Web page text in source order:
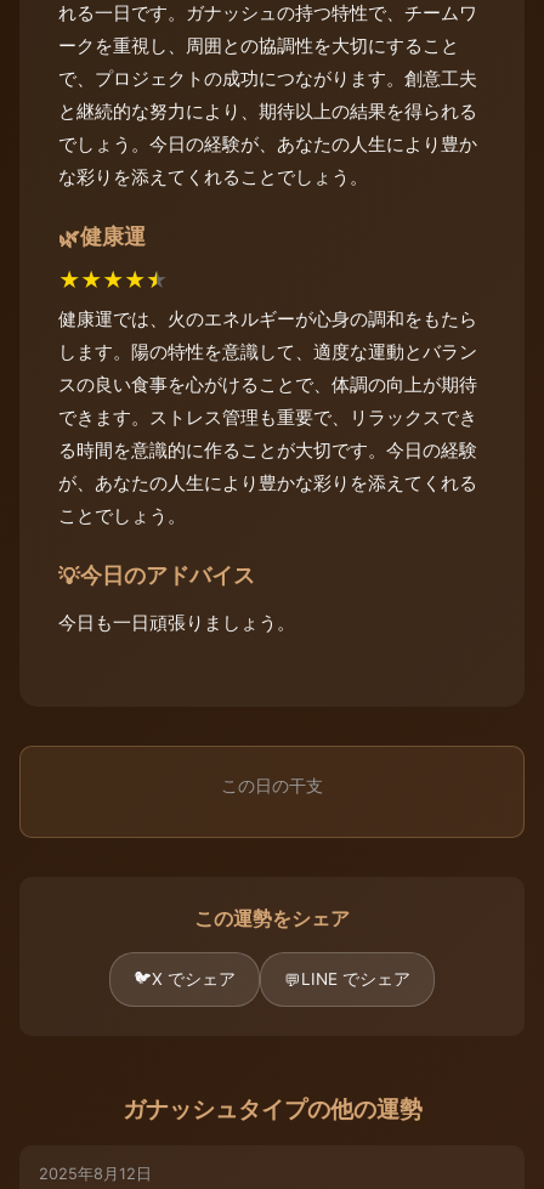
れる一日です。ガナッシュの持つ特性で、チームワ
ークを重視し、周囲との協調性を大切にすること
で、プロジェクトの成功につながります。創意工夫
と継続的な努力により、期待以上の結果を得られる
でしょう。今日の経験が、あなたの人生により豊か
な彩りを添えてくれることでしょう。
🌿健康運
★★★★★
健康運では、火のエネルギーが心身の調和をもたら
します。陽の特性を意識して、適度な運動とバラン
スの良い食事を心がけることで、体調の向上が期待
できます。ストレス管理も重要で、リラックスでき
る時間を意識的に作ることが大切です。今日の経験
が、あなたの人生により豊かな彩りを添えてくれる
ことでしょう。
💡今日のアドバイス
今日も一日頑張りましょう。
この日の干支
この運勢をシェア
🐦X でシェア 💬LINE でシェア
ガナッシュタイプの他の運勢
2025年8月12日